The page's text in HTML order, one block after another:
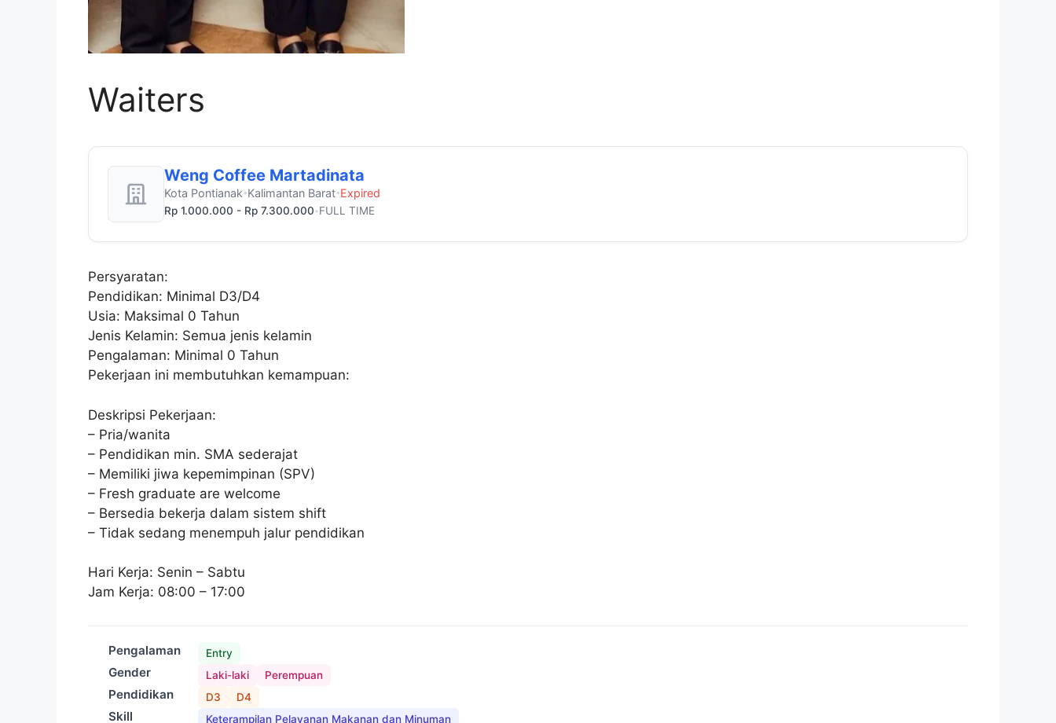
Waiters
Weng Coffee Martadinata
Kota Pontianak•Kalimantan Barat•Expired
Rp 1.000.000 - Rp 7.300.000 •FULL TIME
Persyaratan:
Pendidikan: Minimal D3/D4
Usia: Maksimal 0 Tahun
Jenis Kelamin: Semua jenis kelamin
Pengalaman: Minimal 0 Tahun
Pekerjaan ini membutuhkan kemampuan:
Deskripsi Pekerjaan:
– Pria/wanita
– Pendidikan min. SMA sederajat
– Memiliki jiwa kepemimpinan (SPV)
– Fresh graduate are welcome
– Bersedia bekerja dalam sistem shift
– Tidak sedang menempuh jalur pendidikan
Hari Kerja: Senin – Sabtu
Jam Kerja: 08:00 – 17:00
Pengalaman Entry
Gender Laki-laki Perempuan
Pendidikan D3 D4
Skill Keterampilan Pelayanan Makanan dan Minuman